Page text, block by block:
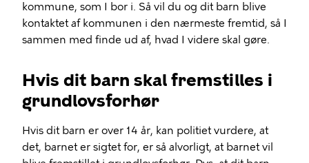
kommune, som I bor i. Så vil du og dit barn blive
kontaktet af kommunen i den nærmeste fremtid, så I
sammen med finde ud af, hvad I videre skal gøre.
Hvis dit barn skal fremstilles i
grundlovsforhør
Hvis dit barn er over 14 år, kan politiet vurdere, at
det, barnet er sigtet for, er så alvorligt, at barnet vil